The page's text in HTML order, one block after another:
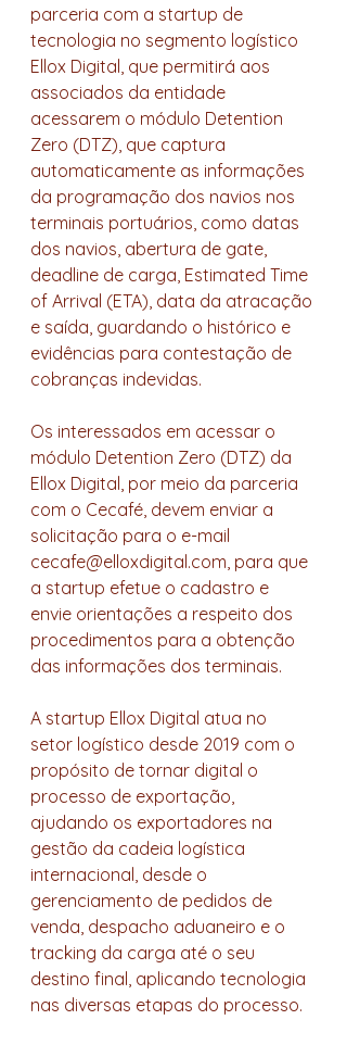
parceria com a startup de
tecnologia no segmento logístico
Ellox Digital, que permitirá aos
associados da entidade
acessarem o módulo Detention
Zero (DTZ), que captura
automaticamente as informações
da programação dos navios nos
terminais portuários, como datas
dos navios, abertura de gate,
deadline de carga, Estimated Time
of Arrival (ETA), data da atracação
e saída, guardando o histórico e
evidências para contestação de
cobranças indevidas.
Os interessados em acessar o
módulo Detention Zero (DTZ) da
Ellox Digital, por meio da parceria
com o Cecafé, devem enviar a
solicitação para o e-mail
cecafe@elloxdigital.com, para que
a startup efetue o cadastro e
envie orientações a respeito dos
procedimentos para a obtenção
das informações dos terminais.
A startup Ellox Digital atua no
setor logístico desde 2019 com o
propósito de tornar digital o
processo de exportação,
ajudando os exportadores na
gestão da cadeia logística
internacional, desde o
gerenciamento de pedidos de
venda, despacho aduaneiro e o
tracking da carga até o seu
destino final, aplicando tecnologia
nas diversas etapas do processo.